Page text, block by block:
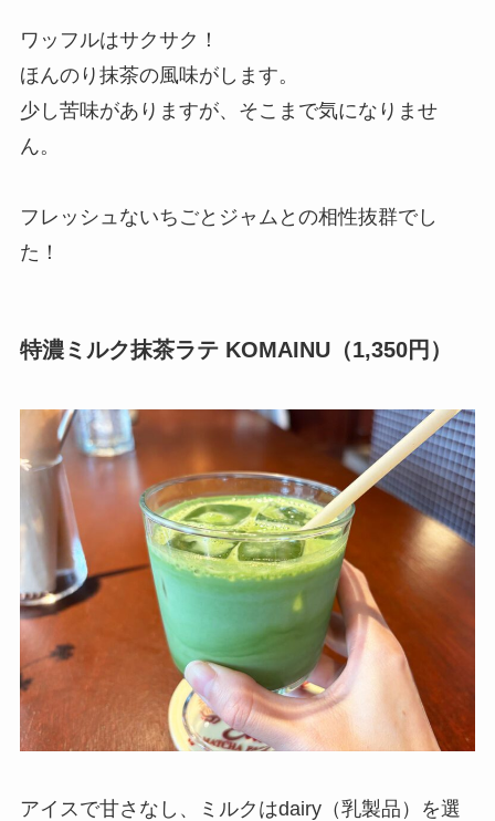
ワッフルはサクサク！
ほんのり抹茶の風味がします。
少し苦味がありますが、そこまで気になりませ
ん。
フレッシュないちごとジャムとの相性抜群でし
た！
特濃ミルク抹茶ラテ KOMAINU（1,350円）
アイスで甘さなし、ミルクはdairy（乳製品）を選